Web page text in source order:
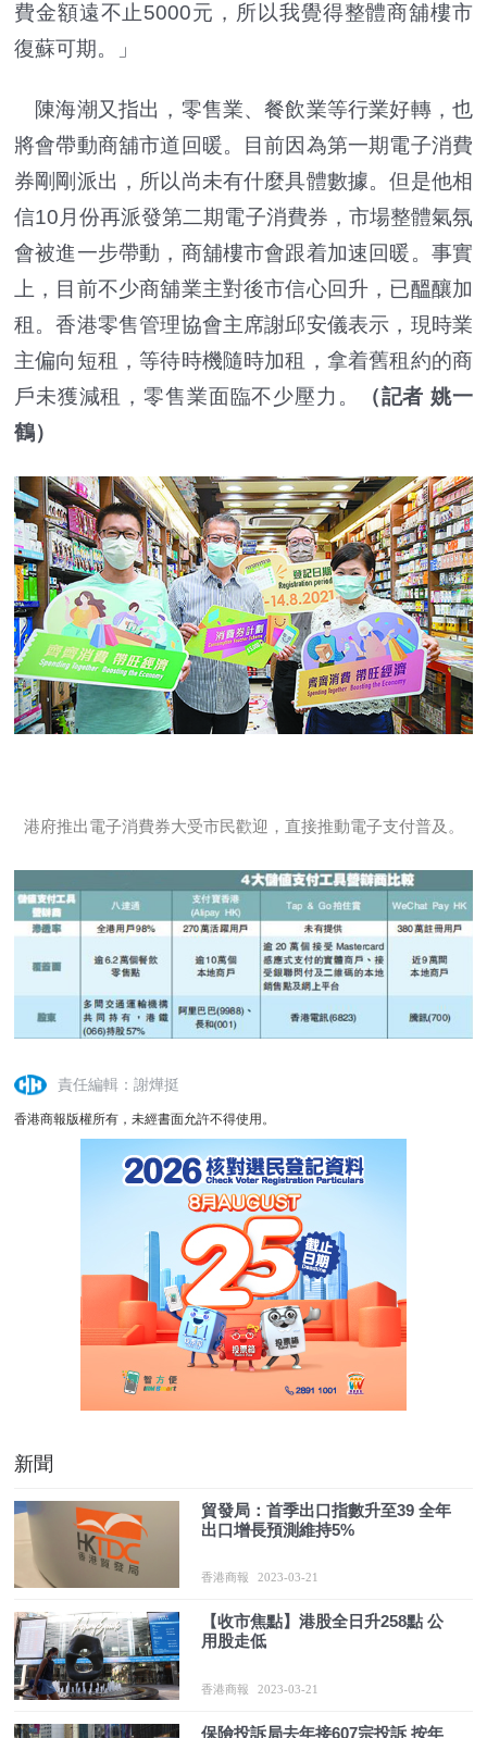
費金額遠不止5000元，所以我覺得整體商舖樓市
復蘇可期。」
陳海潮又指出，零售業、餐飲業等行業好轉，也
將會帶動商舖市道回暖。目前因為第一期電子消費
券剛剛派出，所以尚未有什麼具體數據。但是他相
信10月份再派發第二期電子消費券，市場整體氣氛
會被進一步帶動，商舖樓市會跟着加速回暖。事實
上，目前不少商舖業主對後市信心回升，已醞釀加
租。香港零售管理協會主席謝邱安儀表示，現時業
主偏向短租，等待時機隨時加租，拿着舊租約的商
戶未獲減租，零售業面臨不少壓力。
（記者 姚一
鶴）
港府推出電子消費券大受市民歡迎，直接推動電子支付普及。
責任編輯：謝燁挺
香港商報版權所有，未經書面允許不得使用。
新聞
貿發局：首季出口指數升至39 全年
出口增長預測維持5%
香港商報 2023-03-21
【收市焦點】港股全日升258點 公
用股走低
香港商報 2023-03-21
保險投訴局去年接607宗投訴 按年